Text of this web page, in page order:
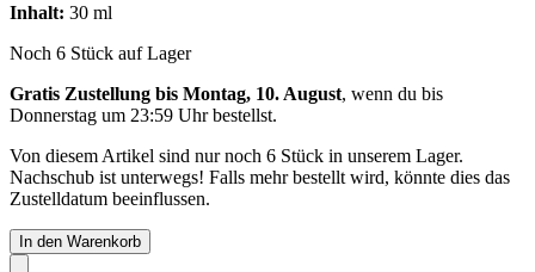
Inhalt: 30 ml
Noch 6 Stück auf Lager
Gratis Zustellung bis Montag, 10. August, wenn du bis
Donnerstag um 23:59 Uhrbestellst.
Von diesem Artikel sind nur noch 6 Stück in unserem Lager.
Nachschub ist unterwegs! Falls mehr bestellt wird, könnte dies das
Zustelldatum beeinflussen.
In den Warenkorb